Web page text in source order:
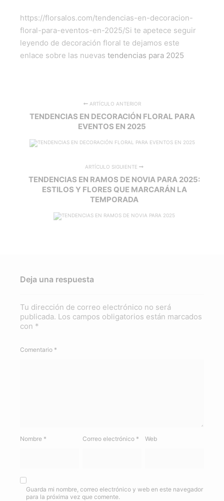
https://florsalos.com/tendencias-en-decoracion-
floral-para-eventos-en-2025/Si te apetece seguir
leyendo de decoración floral te dejamos este
enlace sobre las nuevas tendencias para 2025
ARTÍCULO ANTERIOR
TENDENCIAS EN DECORACIÓN FLORAL PARA
EVENTOS EN 2025
ARTÍCULO SIGUIENTE
TENDENCIAS EN RAMOS DE NOVIA PARA 2025:
ESTILOS Y FLORES QUE MARCARÁN LA
TEMPORADA
Deja una respuesta
Tu dirección de correo electrónico no será
publicada. Los campos obligatorios están marcados
con *
Comentario *
Nombre * Correo electrónico * Web
Guarda mi nombre, correo electrónico y web en este navegador
para la próxima vez que comente.